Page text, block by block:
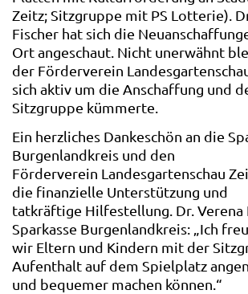
Zeitz; Sitzgruppe mit PS Lotterie).
Fischer hat sich die
Ort angeschaut. Nicht unerwähnt
der Förderverein
sich aktiv um die Anschaffung und
Sitzgruppe kümmerte.
Ein herzliches Dankeschön an die
Burgenlandkreis und den
Förderverein Landesgartenschau
die finanzielle Unterstützung und
tatkräftige Hilfestellung. Dr. Verena
Sparkasse Burgenlandkreis: „Ich
wir Eltern und Kindern mit der
Aufenthalt auf dem Spielplatz
und bequemer machen können.“